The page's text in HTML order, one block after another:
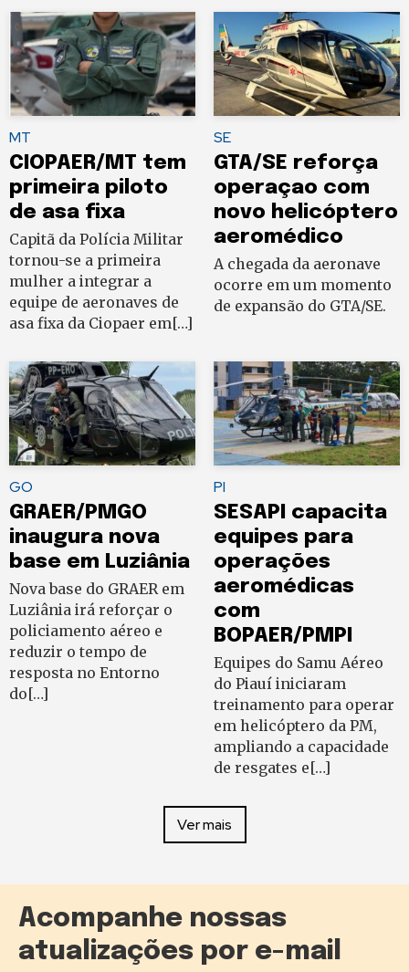
MT
CIOPAER/MT tem
primeira piloto
de asa fixa
Capitã da Polícia Militar
tornou-se a primeira
mulher a integrar a
equipe de aeronaves de
asa fixa da Ciopaer em[…]
SE
GTA/SE reforça
operaçao com
novo helicóptero
aeromédico
A chegada da aeronave
ocorre em um momento
de expansão do GTA/SE.
GO
GRAER/PMGO
inaugura nova
base em Luziânia
Nova base do GRAER em
Luziânia irá reforçar o
policiamento aéreo e
reduzir o tempo de
resposta no Entorno
do[…]
PI
SESAPI capacita
equipes para
operações
aeromédicas
com
BOPAER/PMPI
Equipes do Samu Aéreo
do Piauí iniciaram
treinamento para operar
em helicóptero da PM,
ampliando a capacidade
de resgates e[…]
Ver mais
Acompanhe nossas
atualizações por e-mail